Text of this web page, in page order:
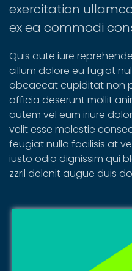
exercitation
ex ea commodi
Quis aute iure
cillum dolore eu fugiat
obcaecat cupiditat non
officia deserunt mollit
autem vel eum iriure
velit esse molestie
feugiat nulla facilisis at
iusto odio dignissim qui
zzril delenit augue duis